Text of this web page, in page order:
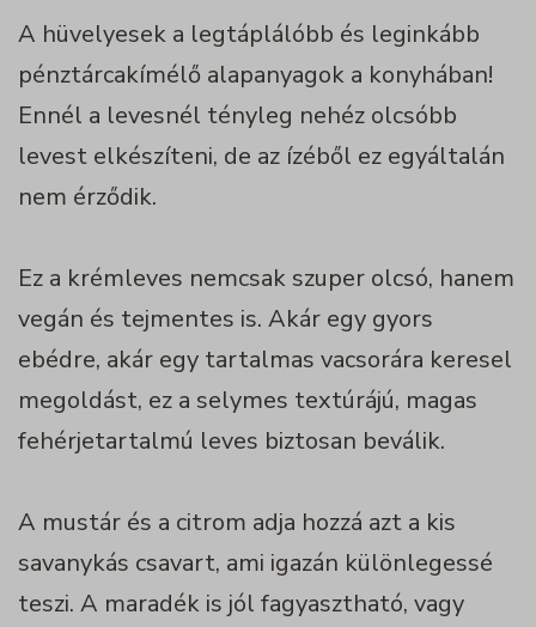
A hüvelyesek a legtáplálóbb és leginkább
pénztárcakímélő alapanyagok a konyhában!
Ennél a levesnél tényleg nehéz olcsóbb
levest elkészíteni, de az ízéből ez egyáltalán
nem érződik.
Ez a krémleves nemcsak szuper olcsó, hanem
vegán és tejmentes is. Akár egy gyors
ebédre, akár egy tartalmas vacsorára keresel
megoldást, ez a selymes textúrájú, magas
fehérjetartalmú leves biztosan beválik.
A mustár és a citrom adja hozzá azt a kis
savanykás csavart, ami igazán különlegessé
teszi. A maradék is jól fagyasztható, vagy